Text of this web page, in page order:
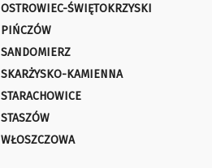
OSTROWIEC-ŚWIĘTOKRZYSKI
PIŃCZÓW
SANDOMIERZ
SKARŻYSKO-KAMIENNA
STARACHOWICE
STASZÓW
WŁOSZCZOWA